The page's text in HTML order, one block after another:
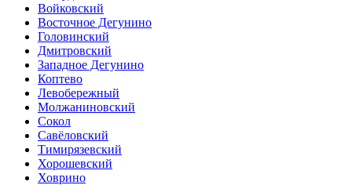
Войковский
Восточное Дегунино
Головинский
Дмитровский
Западное Дегунино
Коптево
Левобережный
Молжаниновский
Сокол
Савёловский
Тимирязевский
Хорошевский
Ховрино